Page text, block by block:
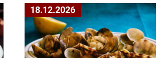
18.12.2026